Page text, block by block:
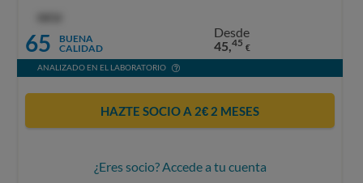
65
BUENA
CALIDAD
Desde
45,45 €
ANALIZADO EN EL LABORATORIO
HAZTE SOCIO A 2€ 2 MESES
¿Eres socio? Accede a tu cuenta